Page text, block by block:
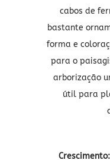
cabos de
bastante
forma e
para o
arborização
útil para
Crescimento: